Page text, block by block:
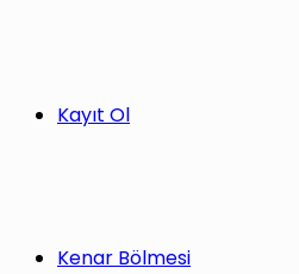
Kayıt Ol
Kenar Bölmesi